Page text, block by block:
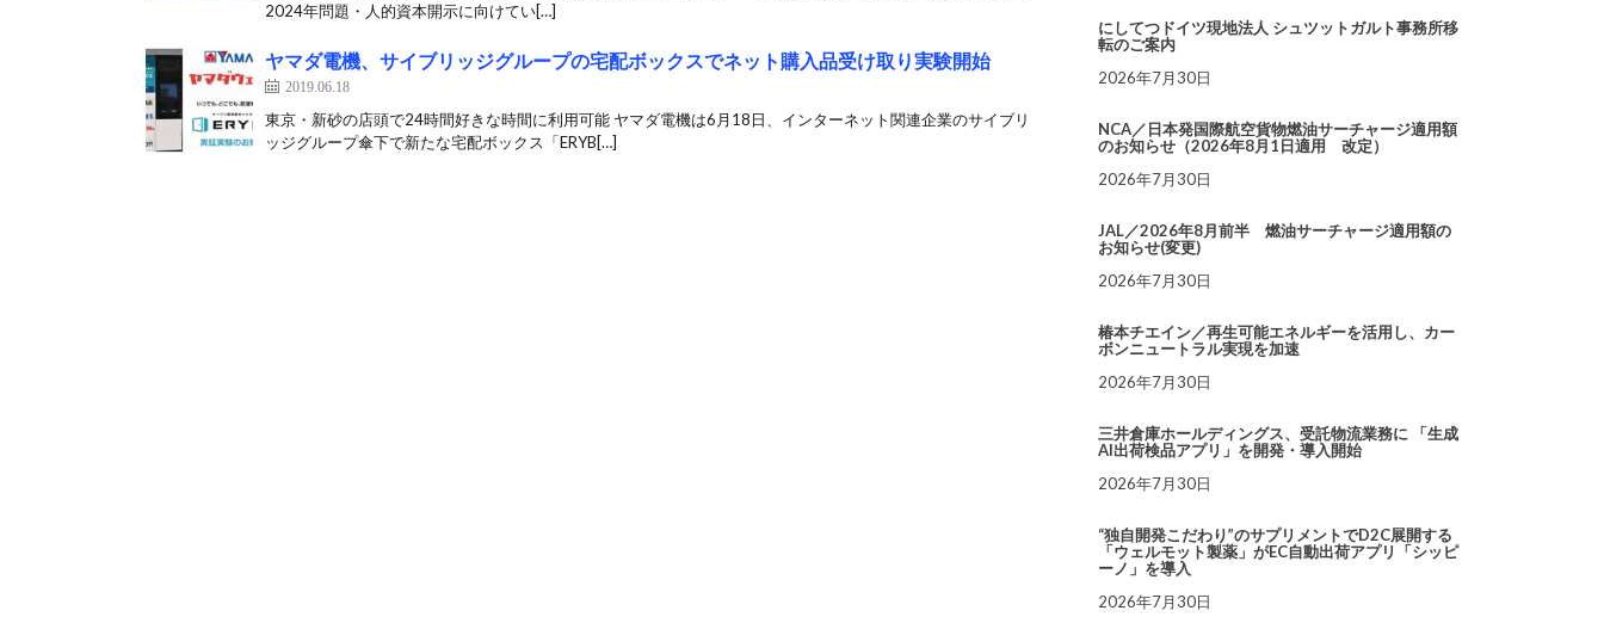
2024年問題・人的資本開示に向けてい[…]
ヤマダ電機、サイブリッジグループの宅配ボックスでネット購入品受け取り実験開始
2019.06.18
東京・新砂の店頭で24時間好きな時間に利用可能 ヤマダ電機は6月18日、インターネット関連企業のサイブリ
ッジグループ傘下で新たな宅配ボックス「ERYB[…]
にしてつドイツ現地法人 シュツットガルト事務所移
転のご案内
2026年7月30日
NCA／日本発国際航空貨物燃油サーチャージ適用額
のお知らせ（2026年8月1日適用 改定）
2026年7月30日
JAL／2026年8月前半 燃油サーチャージ適用額の
お知らせ(変更)
2026年7月30日
椿本チエイン／再生可能エネルギーを活用し、カー
ボンニュートラル実現を加速
2026年7月30日
三井倉庫ホールディングス、受託物流業務に 「生成
AI出荷検品アプリ」を開発・導入開始
2026年7月30日
“独自開発こだわり”のサプリメントでD2C展開する
「ウェルモット製薬」がEC自動出荷アプリ「シッピ
ーノ」を導入
2026年7月30日